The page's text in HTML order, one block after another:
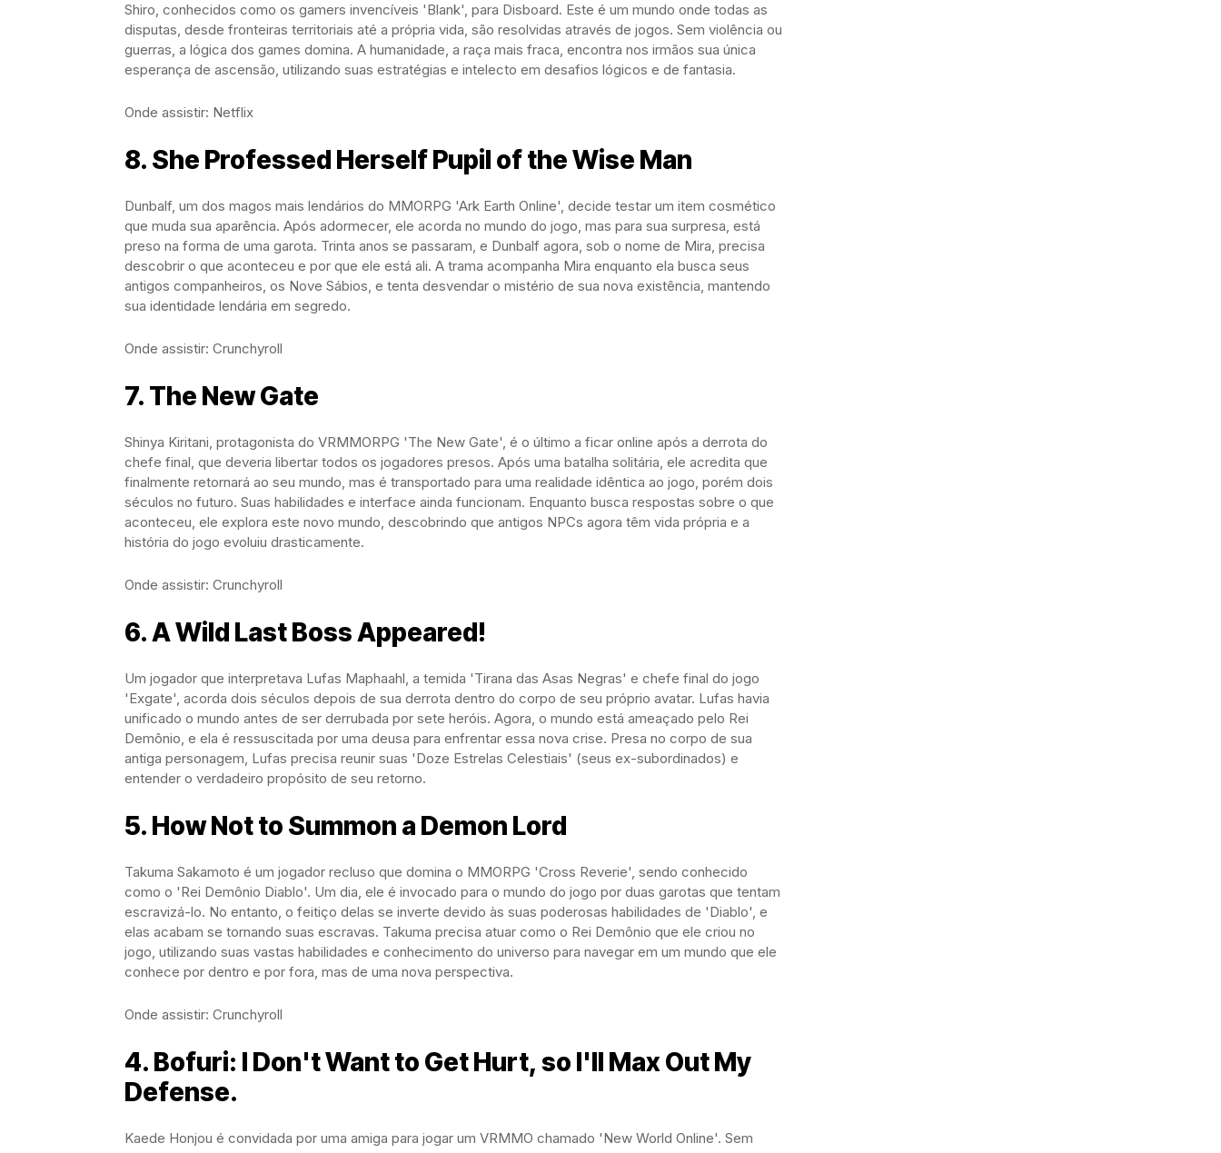
Shiro, conhecidos como os gamers invencíveis 'Blank', para Disboard. Este é um mundo onde todas as
disputas, desde fronteiras territoriais até a própria vida, são resolvidas através de jogos. Sem violência ou
guerras, a lógica dos games domina. A humanidade, a raça mais fraca, encontra nos irmãos sua única
esperança de ascensão, utilizando suas estratégias e intelecto em desafios lógicos e de fantasia.
Onde assistir: Netflix
8. She Professed Herself Pupil of the Wise Man
Dunbalf, um dos magos mais lendários do MMORPG 'Ark Earth Online', decide testar um item cosmético
que muda sua aparência. Após adormecer, ele acorda no mundo do jogo, mas para sua surpresa, está
preso na forma de uma garota. Trinta anos se passaram, e Dunbalf agora, sob o nome de Mira, precisa
descobrir o que aconteceu e por que ele está ali. A trama acompanha Mira enquanto ela busca seus
antigos companheiros, os Nove Sábios, e tenta desvendar o mistério de sua nova existência, mantendo
sua identidade lendária em segredo.
Onde assistir: Crunchyroll
7. The New Gate
Shinya Kiritani, protagonista do VRMMORPG 'The New Gate', é o último a ficar online após a derrota do
chefe final, que deveria libertar todos os jogadores presos. Após uma batalha solitária, ele acredita que
finalmente retornará ao seu mundo, mas é transportado para uma realidade idêntica ao jogo, porém dois
séculos no futuro. Suas habilidades e interface ainda funcionam. Enquanto busca respostas sobre o que
aconteceu, ele explora este novo mundo, descobrindo que antigos NPCs agora têm vida própria e a
história do jogo evoluiu drasticamente.
Onde assistir: Crunchyroll
6. A Wild Last Boss Appeared!
Um jogador que interpretava Lufas Maphaahl, a temida 'Tirana das Asas Negras' e chefe final do jogo
'Exgate', acorda dois séculos depois de sua derrota dentro do corpo de seu próprio avatar. Lufas havia
unificado o mundo antes de ser derrubada por sete heróis. Agora, o mundo está ameaçado pelo Rei
Demônio, e ela é ressuscitada por uma deusa para enfrentar essa nova crise. Presa no corpo de sua
antiga personagem, Lufas precisa reunir suas 'Doze Estrelas Celestiais' (seus ex-subordinados) e
entender o verdadeiro propósito de seu retorno.
5. How Not to Summon a Demon Lord
Takuma Sakamoto é um jogador recluso que domina o MMORPG 'Cross Reverie', sendo conhecido
como o 'Rei Demônio Diablo'. Um dia, ele é invocado para o mundo do jogo por duas garotas que tentam
escravizá-lo. No entanto, o feitiço delas se inverte devido às suas poderosas habilidades de 'Diablo', e
elas acabam se tornando suas escravas. Takuma precisa atuar como o Rei Demônio que ele criou no
jogo, utilizando suas vastas habilidades e conhecimento do universo para navegar em um mundo que ele
conhece por dentro e por fora, mas de uma nova perspectiva.
Onde assistir: Crunchyroll
4. Bofuri: I Don't Want to Get Hurt, so I'll Max Out My
Defense.
Kaede Honjou é convidada por uma amiga para jogar um VRMMO chamado 'New World Online'. Sem